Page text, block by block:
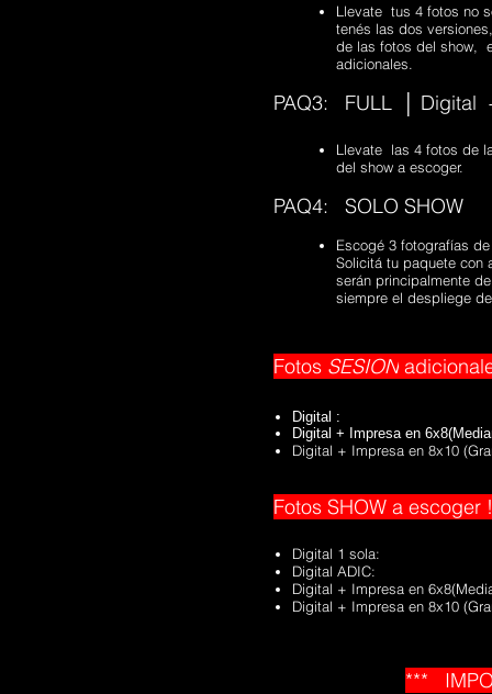
Llevate tus 4 fotos no
tenés las dos
de las fotos del show,
adicionales.
PAQ3: FULL │ Digital
Llevate las 4 fotos de
del show a escoger.
PAQ4: SOLO SHOW
Escogé 3 fotografías
Solicitá tu paquete con
serán principalmente
siempre el despliege
Fotos SESION
Digital : ¢
Digital + Impresa en
Digital + Impresa en 8x10
Fotos SHOW a escoger
Digital 1 sola:
Digital ADIC:
Digital + Impresa en
Digital + Impresa en 8x10
***